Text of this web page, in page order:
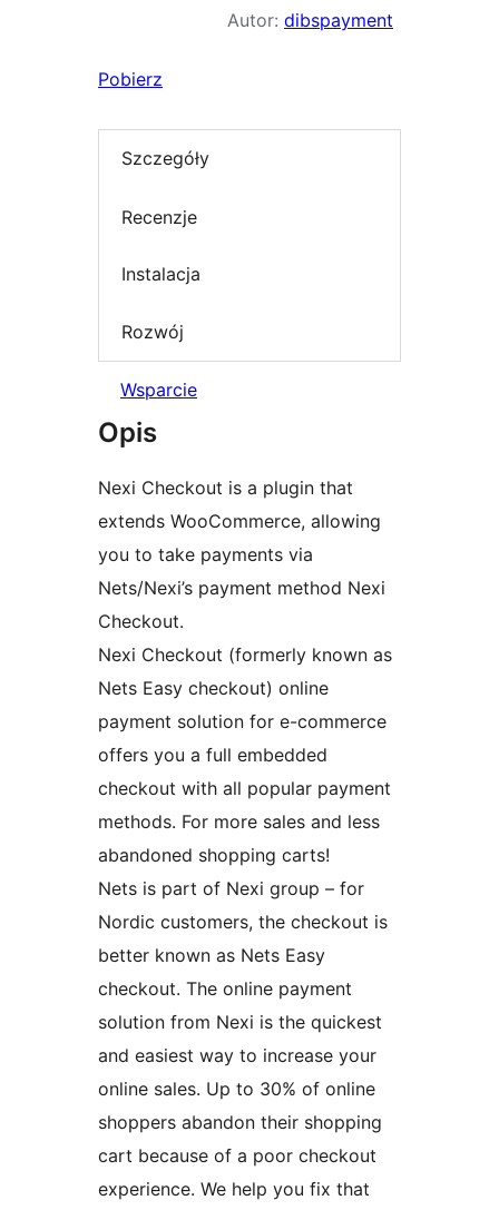
Autor: dibspayment
Pobierz
Szczegóły
Recenzje
Instalacja
Rozwój
Wsparcie
Opis
Nexi Checkout is a plugin that
extends WooCommerce, allowing
you to take payments via
Nets/Nexi’s payment method Nexi
Checkout.
Nexi Checkout (formerly known as
Nets Easy checkout) online
payment solution for e-commerce
offers you a full embedded
checkout with all popular payment
methods. For more sales and less
abandoned shopping carts!
Nets is part of Nexi group – for
Nordic customers, the checkout is
better known as Nets Easy
checkout. The online payment
solution from Nexi is the quickest
and easiest way to increase your
online sales. Up to 30% of online
shoppers abandon their shopping
cart because of a poor checkout
experience. We help you fix that